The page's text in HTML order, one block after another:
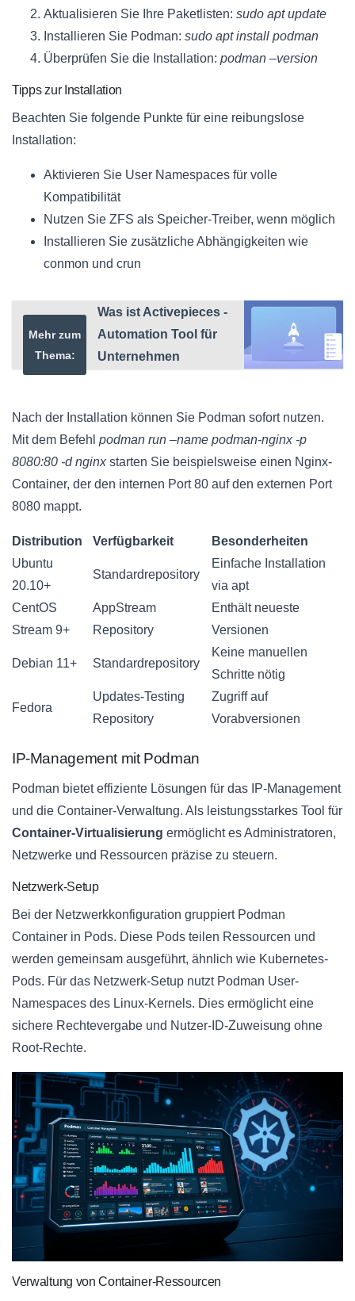
Aktualisieren Sie Ihre Paketlisten: sudo apt update
Installieren Sie Podman: sudo apt install podman
Überprüfen Sie die Installation: podman –version
Tipps zur Installation
Beachten Sie folgende Punkte für eine reibungslose
Installation:
Aktivieren Sie User Namespaces für volle
Kompatibilität
Nutzen Sie ZFS als Speicher-Treiber, wenn möglich
Installieren Sie zusätzliche Abhängigkeiten wie
conmon und crun
Mehr zum
Thema:
Was ist Activepieces -
Automation Tool für
Unternehmen
Nach der Installation können Sie Podman sofort nutzen.
Mit dem Befehl podman run –name podman-nginx -p
8080:80 -d nginxstarten Sie beispielsweise einen Nginx-
Container, der den internen Port 80 auf den externen Port
8080 mappt.
Distribution Verfügbarkeit
Besonderheiten
Ubuntu
20.10+
Standardrepository
Einfache Installation
via apt
CentOS
Stream 9+
AppStream
Repository
Enthält neueste
Versionen
Debian 11+ Standardrepository
Keine manuellen
Schritte nötig
Fedora
Updates-Testing
Repository
Zugriff auf
Vorabversionen
IP-Management mit Podman
Podman bietet effiziente Lösungen für das IP-Management
und die Container-Verwaltung. Als leistungsstarkes Tool für
Container-Virtualisierung ermöglicht es Administratoren,
Netzwerke und Ressourcen präzise zu steuern.
Netzwerk-Setup
Bei der Netzwerkkonfiguration gruppiert Podman
Container in Pods. Diese Pods teilen Ressourcen und
werden gemeinsam ausgeführt, ähnlich wie Kubernetes-
Pods. Für das Netzwerk-Setup nutzt Podman User-
Namespaces des Linux-Kernels. Dies ermöglicht eine
sichere Rechtevergabe und Nutzer-ID-Zuweisung ohne
Root-Rechte.
Verwaltung von Container-Ressourcen